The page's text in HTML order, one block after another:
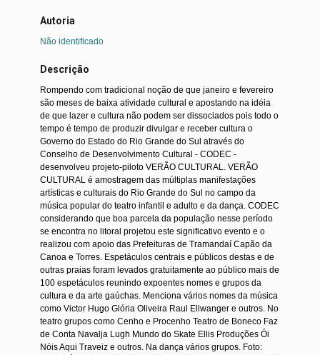
Autoria
Não identificado
Descrição
Rompendo com tradicional noção de que janeiro e fevereiro
são meses de baixa atividade cultural e apostando na idéia
de que lazer e cultura não podem ser dissociados pois todo o
tempo é tempo de produzir divulgar e receber cultura o
Governo do Estado do Rio Grande do Sul através do
Conselho de Desenvolvimento Cultural - CODEC -
desenvolveu projeto-piloto VERÃO CULTURAL. VERÃO
CULTURAL é amostragem das múltiplas manifestações
artísticas e culturais do Rio Grande do Sul no campo da
música popular do teatro infantil e adulto e da dança. CODEC
considerando que boa parcela da população nesse período
se encontra no litoral projetou este significativo evento e o
realizou com apoio das Prefeituras de Tramandaí Capão da
Canoa e Torres. Espetáculos centrais e públicos destas e de
outras praias foram levados gratuitamente ao público mais de
100 espetáculos reunindo expoentes nomes e grupos da
cultura e da arte gaúchas. Menciona vários nomes da música
como Victor Hugo Glória Oliveira Raul Ellwanger e outros. No
teatro grupos como Cenho e Procenho Teatro de Boneco Faz
de Conta Navalja Lugh Mundo do Skate Ellis Produções Ói
Nóis Aqui Traveiz e outros. Na dança vários grupos. Foto: